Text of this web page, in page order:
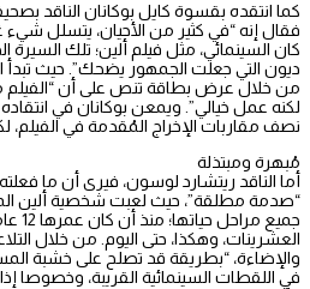
كما انتقده بقسوة كايل بوكانان الناقد
فقال إنه “في كثير من الأحيان، يتسلل شيء
كان السينمائي، مثل فيلم ألين؛ تلك السيرة
ديون التي جعلت الجمهور يضحك”. حيث تبدأ
من خلال عرض بطاقة تنص على أن “الفيلم
لكنه عمل خيالي”. ويمعن بوكانان في
نصف مقاربات الإخراج المُقدمة في الفيلم،
مُبهرة ومبتذلة
“صدمة مطلقة”، حيث لعبت شخصية ألين
العشرينات، وهكذا، حتى اليوم. من خلال
والإضاءة، “بطريقة قد تصلح على خشبة
في اللقطات السينمائية القريبة، وخصوصا